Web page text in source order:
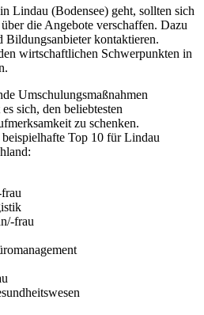
Lindau (Bodensee) geht, sollten sich
die Angebote verschaffen. Dazu
Bildungsanbieter kontaktieren.
wirtschaftlichen Schwerpunkten in
Umschulungsmaßnahmen
sich, den beliebtesten
zu schenken.
Top 10 für Lindau
frau